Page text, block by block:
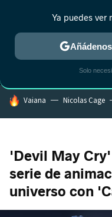
MENÚ
ESTRENOS
HOY SE HABLA DE
Vaiana Nicolas Cage
'Devil May
serie de
universo con
Ya puedes ver
Solo